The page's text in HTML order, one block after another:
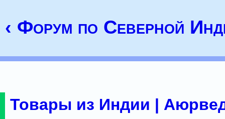
‹ Форум по Северной
Товары из Индии |